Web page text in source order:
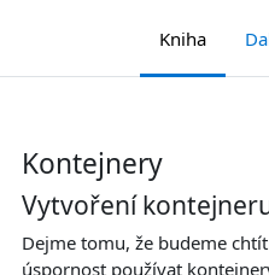
Kniha
Kontejnery
Vytvoření
Dejme tomu, že budeme
úspornost používat